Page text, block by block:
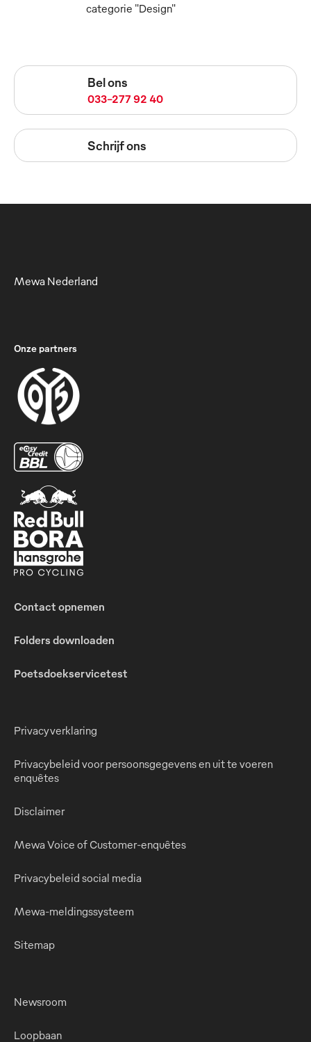
categorie "Design"
Bel ons
033-277 92 40
Schrijf ons
Mewa Nederland
Onze partners
Contact opnemen
Folders downloaden
Poetsdoekservicetest
Privacyverklaring
Privacybeleid voor persoonsgegevens en uit te voeren
enquêtes
Disclaimer
Mewa Voice of Customer-enquêtes
Privacybeleid social media
Mewa-meldingssysteem
Sitemap
Newsroom
Loopbaan